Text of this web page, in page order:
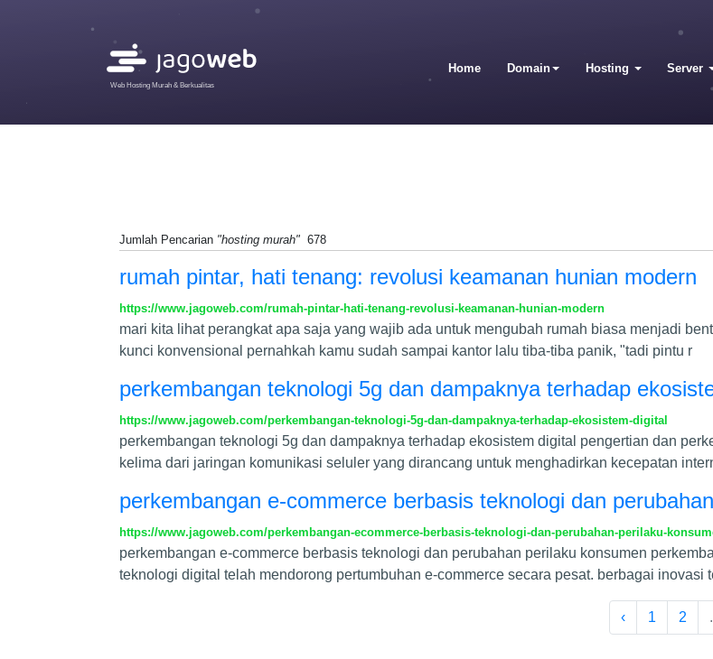
Web Hosting Murah & Berkualitas
Home Domain Hosting Server
Jumlah Pencarian "hosting murah" 678
rumah pintar, hati tenang: revolusi keamanan hunian modern
https://www.jagoweb.com/rumah-pintar-hati-tenang-revolusi-keamanan-hunian-modern
mari kita lihat perangkat apa saja yang wajib ada untuk mengubah rumah biasa menjadi
kunci konvensional pernahkah kamu sudah sampai kantor lalu tiba-tiba panik, "tadi pintu r
perkembangan teknologi 5g dan dampaknya terhadap
https://www.jagoweb.com/perkembangan-teknologi-5g-dan-dampaknya-terhadap-ekosistem-digital
perkembangan teknologi 5g dan dampaknya terhadap ekosistem digital pengertian dan
kelima dari jaringan komunikasi seluler yang dirancang untuk menghadirkan kecepatan
perkembangan e-commerce berbasis teknologi dan
https://www.jagoweb.com/perkembangan-ecommerce-berbasis-teknologi-dan-perubahan-perilaku-
perkembangan e-commerce berbasis teknologi dan perubahan perilaku konsumen
teknologi digital telah mendorong pertumbuhan e-commerce secara pesat. berbagai inovasi
‹ 1 2